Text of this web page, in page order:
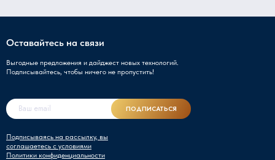
Оставайтесь на связи
Выгодные предложения и дайджест новых технологий.
Подписывайтесь, чтобы ничего не пропустить!
Подписываясь на рассылку, вы
соглашаетесь с условиями
Политики конфиденциальности
ПОДПИСАТЬСЯ